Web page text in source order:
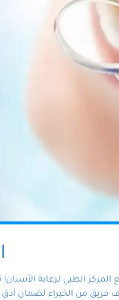
الطبي لرعاية
فريق من الخبراء لضمان أدق